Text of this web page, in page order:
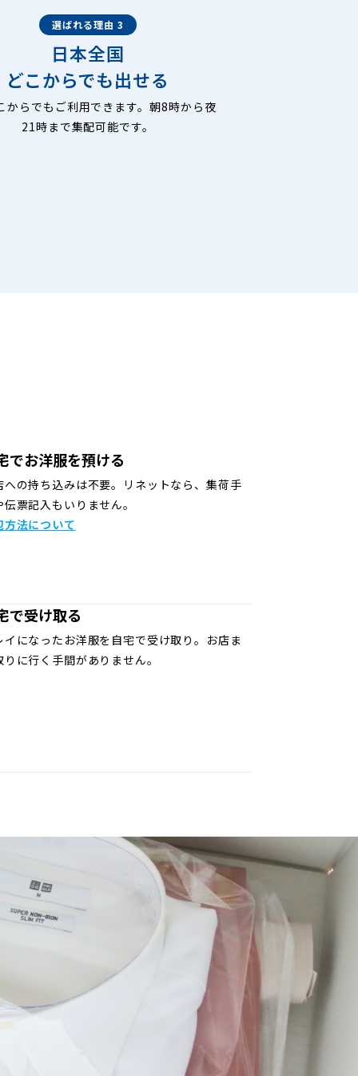
選ばれる理由 3
日本全国
どこからでも出せる
からでもご利用できます。朝8時から夜
21時まで集配可能です。
でお洋服を預ける
への持ち込みは不要。リネットなら、集荷手
伝票記入もいりません。
方法について
で受け取る
イになったお洋服を自宅で受け取り。お店ま
りに行く手間がありません。